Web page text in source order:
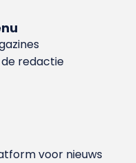
de redactie
voor nieuws